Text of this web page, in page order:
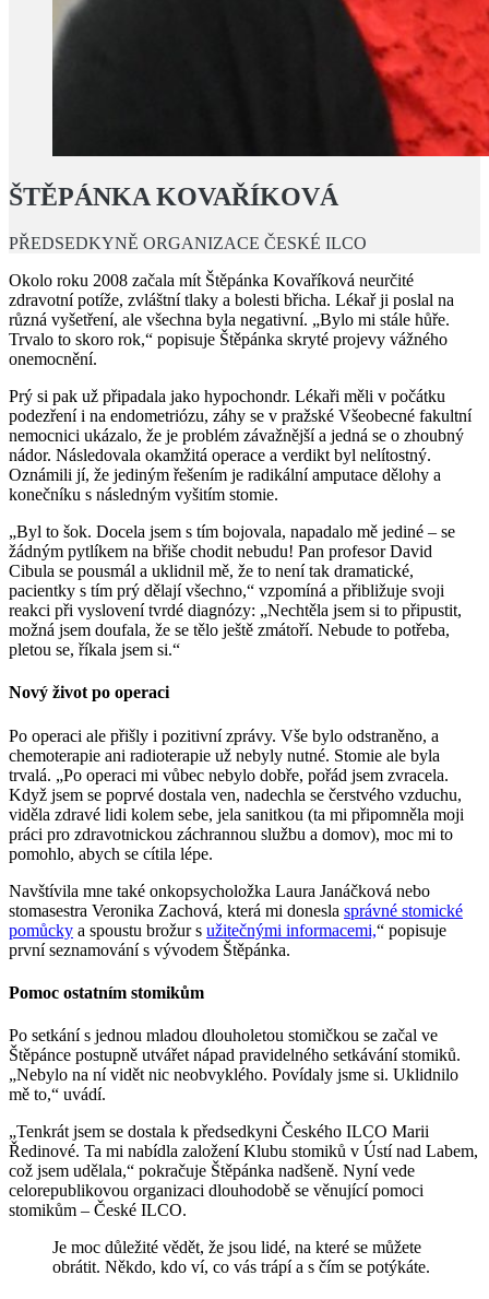
ŠTĚPÁNKA KOVAŘÍKOVÁ
PŘEDSEDKYNĚ ORGANIZACE ČESKÉ ILCO
Okolo roku 2008 začala mít Štěpánka Kovaříková neurčité
zdravotní potíže, zvláštní tlaky a bolesti břicha. Lékař ji poslal na
různá vyšetření, ale všechna byla negativní. „Bylo mi stále hůře.
Trvalo to skoro rok,“ popisuje Štěpánka skryté projevy vážného
onemocnění.
Prý si pak už připadala jako hypochondr. Lékaři měli v počátku
podezření i na endometriózu, záhy se v pražské Všeobecné fakultní
nemocnici ukázalo, že je problém závažnější a jedná se o zhoubný
nádor. Následovala okamžitá operace a verdikt byl nelítostný.
Oznámili jí, že jediným řešením je radikální amputace dělohy a
konečníku s následným vyšitím stomie.
„Byl to šok. Docela jsem s tím bojovala, napadalo mě jediné – se
žádným pytlíkem na břiše chodit nebudu! Pan profesor David
Cibula se pousmál a uklidnil mě, že to není tak dramatické,
pacientky s tím prý dělají všechno,“ vzpomíná a přibližuje svoji
reakci při vyslovení tvrdé diagnózy: „Nechtěla jsem si to připustit,
možná jsem doufala, že se tělo ještě zmátoří. Nebude to potřeba,
pletou se, říkala jsem si.“
Nový život po operaci
Po operaci ale přišly i pozitivní zprávy. Vše bylo odstraněno, a
chemoterapie ani radioterapie už nebyly nutné. Stomie ale byla
trvalá. „Po operaci mi vůbec nebylo dobře, pořád jsem zvracela.
Když jsem se poprvé dostala ven, nadechla se čerstvého vzduchu,
viděla zdravé lidi kolem sebe, jela sanitkou (ta mi připomněla moji
práci pro zdravotnickou záchrannou službu a domov), moc mi to
pomohlo, abych se cítila lépe.
Navštívila mne také onkopsycholožka Laura Janáčková nebo
stomasestra Veronika Zachová, která mi donesla správné stomické
pomůcky a spoustu brožur s užitečnými informacemi,“ popisuje
první seznamování s vývodem Štěpánka.
Pomoc ostatním stomikům
Po setkání s jednou mladou dlouholetou stomičkou se začal ve
Štěpánce postupně utvářet nápad pravidelného setkávání stomiků.
„Nebylo na ní vidět nic neobvyklého. Povídaly jsme si. Uklidnilo
mě to,“ uvádí.
„Tenkrát jsem se dostala k předsedkyni Českého ILCO Marii
Ředinové. Ta mi nabídla založení Klubu stomiků v Ústí nad Labem,
což jsem udělala,“ pokračuje Štěpánka nadšeně. Nyní vede
celorepublikovou organizaci dlouhodobě se věnující pomoci
stomikům – České ILCO.
Je moc důležité vědět, že jsou lidé, na které se můžete
obrátit. Někdo, kdo ví, co vás trápí a s čím se potýkáte.